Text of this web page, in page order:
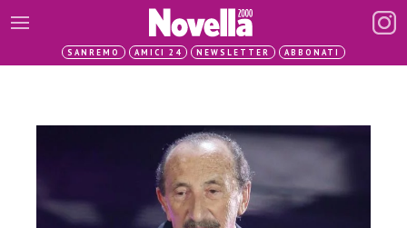
SANREMO AMICI 24 NEWSLETTER ABBONATI